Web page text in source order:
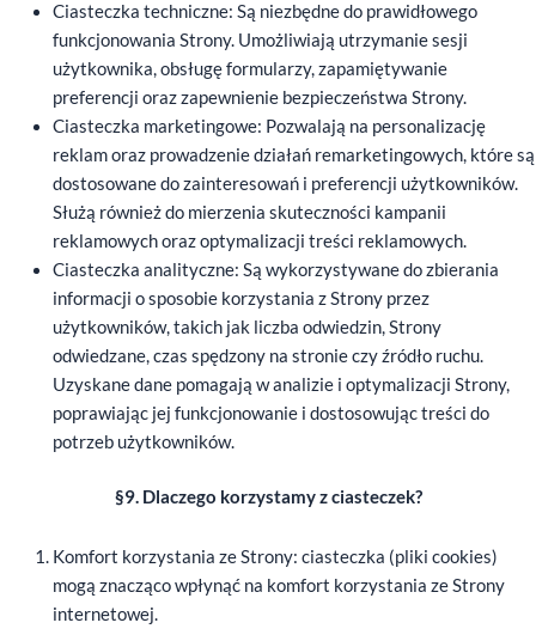
Ciasteczka techniczne: Są niezbędne do prawidłowego
funkcjonowania Strony. Umożliwiają utrzymanie sesji
użytkownika, obsługę formularzy, zapamiętywanie
preferencji oraz zapewnienie bezpieczeństwa Strony.
Ciasteczka marketingowe: Pozwalają na personalizację
reklam oraz prowadzenie działań remarketingowych, które są
dostosowane do zainteresowań i preferencji użytkowników.
Służą również do mierzenia skuteczności kampanii
reklamowych oraz optymalizacji treści reklamowych.
Ciasteczka analityczne: Są wykorzystywane do zbierania
informacji o sposobie korzystania z Strony przez
użytkowników, takich jak liczba odwiedzin, Strony
odwiedzane, czas spędzony na stronie czy źródło ruchu.
Uzyskane dane pomagają w analizie i optymalizacji Strony,
poprawiając jej funkcjonowanie i dostosowując treści do
potrzeb użytkowników.
§9. Dlaczego korzystamy z ciasteczek?
Komfort korzystania ze Strony: ciasteczka (pliki cookies)
mogą znacząco wpłynąć na komfort korzystania ze Strony
internetowej.